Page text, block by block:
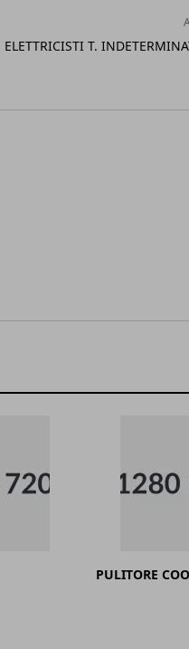
ELETTRICISTI T.
PULITORE